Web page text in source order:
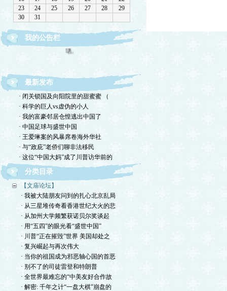
我的公告栏
欢迎转载，但请注明来源。理性讨论，拒绝一切脏
最新发布
· 闭关锁国及向阳院里的甜蜜蜜 （
· 科学的巨人vs虚伪的小人
· 我的富豪邻居仓惶逃出中国了
· 中国足球与盛世中国
· 王爱琳案的风暴席卷海外华社
· 与“政庇”老侨们聊非法移民
· 这位“中国大妈”成了川普访华前的
分类目录
【文庙论坛】
· 我被大陆朋友问到的扎心北京乱局
· 从三星堆传奇看香港世纪大火的悲
· 从加州大学频繁获诺贝尔奖谈起
· 用“五四”的眼光看“盛世中国”
· 川普“正在摧毁”世界 美国却处之
· 复兴崛起与再次伟大
· 当你的祖国成为邪恶轴心国的首恶
· 别不了的司徒雷登和特朗普
· 全世界最难忘的“中美友好合作故
· 解密: 千年之计“一盘大棋”崩盘的